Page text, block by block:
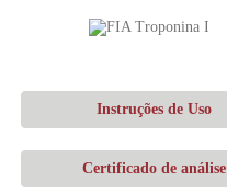
Instruções de Uso
Certificado de análise